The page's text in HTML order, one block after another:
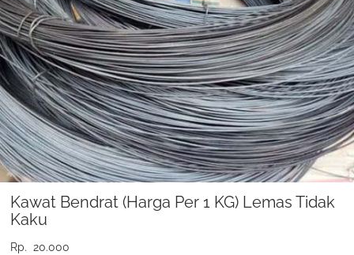
Kawat Bendrat (Harga Per 1 KG) Lemas Tidak
Kaku
Rp. 20.000